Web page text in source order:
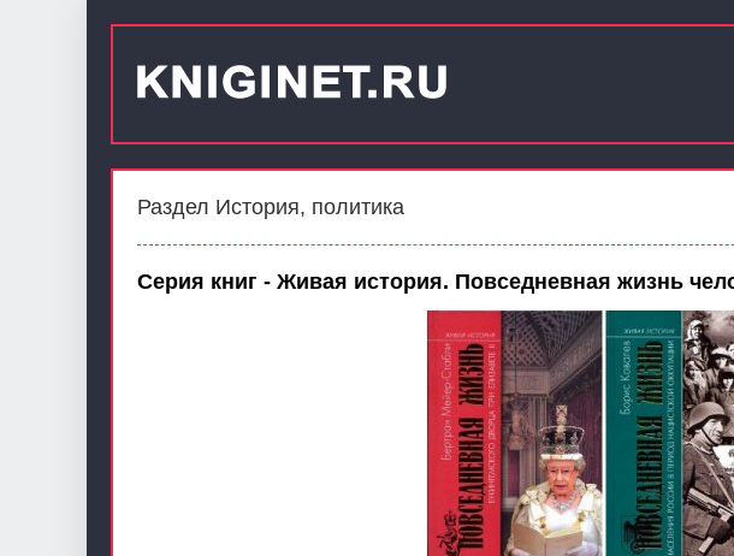
Раздел История, политика
Серия книг - Живая история. Повседневная жизнь